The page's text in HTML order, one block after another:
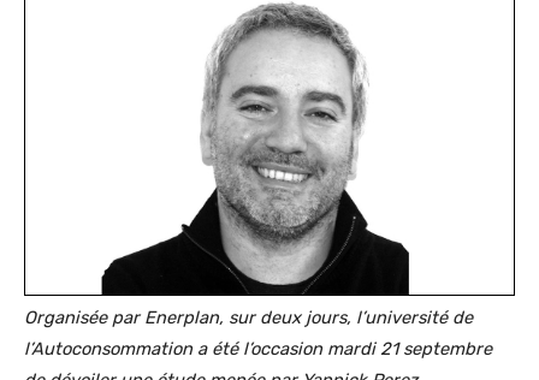
Organisée par Enerplan, sur deux jours, l’université de
l’Autoconsommation a été l’occasion mardi 21 septembre